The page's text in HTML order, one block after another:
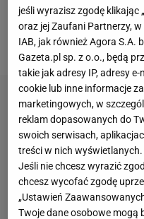
Samuel Eto'o dał
dwie kolejne bramki
jeśli wyrazisz zgodę klikając
oraz jej Zaufani Partnerzy,
IAB, jak również Agora S.A.
Gazeta.pl sp. z o.o., będą
takie jak adresy IP, adresy
cookie lub inne informacje
marketingowych, w
reklam dopasowanych do
swoich serwisach,
treści w nich
Jeśli nie chcesz wyrazić
chcesz wycofać zgodę
„Ustawień
Twoje dane osobowe mogą